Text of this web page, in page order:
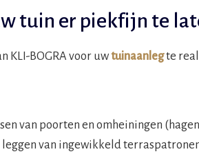
tuin er piekfijn te
KLI-BOGRA voor uwtuinaanlegte
van poorten en omheiningen
van ingewikkeld